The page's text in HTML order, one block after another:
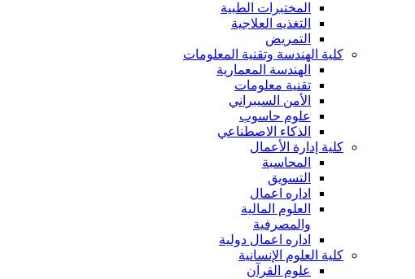
المختبرات الطبية
التغذيه العلاجية
التمريض
كلية الهندسة وتقنية المعلومات
الهندسة المعمارية
تقنية معلومات
الأمن السيبراني
علوم حاسوب
الذكاء الاصطناعي
كلية إدارة الأعمال
المحاسبة
التسويق
اداره اعمال
العلوم المالية
والمصرفية
اداره اعمال دولية
كلية العلوم الإنسانية
علوم القرآن